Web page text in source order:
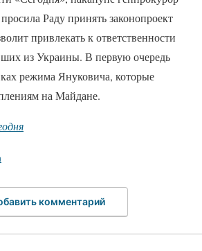
Раду принять законопроект
привлекать к ответственности
из Украины. В первую очередь
режима Януковича, которые
на Майдане.
комментарий